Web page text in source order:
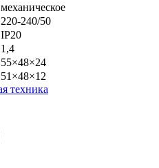
механическое
220-240/50
IP20
1,4
55×48×24
51×48×12